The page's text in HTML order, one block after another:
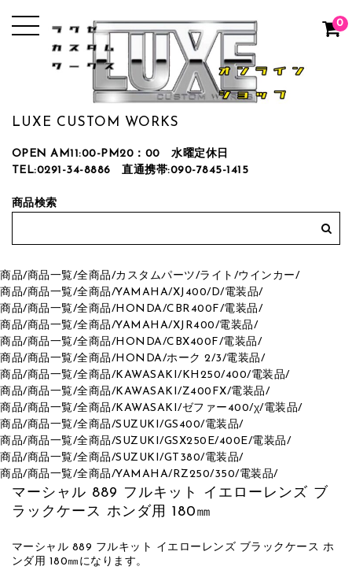
LUXE CUSTOM WORKS
OPEN AM11:00-PM20：00 水曜定休日
TEL:0291-34-8886
直通携帯:090-7845-1415
商品検索
0
商品/商品一覧/全商品/カスタムパーツ/ライト/ウインカー/
商品/商品一覧/全商品/YAMAHA/XJ400/D/電装品/
商品/商品一覧/全商品/HONDA/CBR400F/電装品/
商品/商品一覧/全商品/YAMAHA/XJR400/電装品/
商品/商品一覧/全商品/HONDA/CBX400F/電装品/
商品/商品一覧/全商品/HONDA/ホーク 2/3/電装品/
商品/商品一覧/全商品/KAWASAKI/KH250/400/電装品/
商品/商品一覧/全商品/KAWASAKI/Z400FX/電装品/
商品/商品一覧/全商品/KAWASAKI/ゼファー400/χ/電装品/
商品/商品一覧/全商品/SUZUKI/GS400/電装品/
商品/商品一覧/全商品/SUZUKI/GSX250E/400E/電装品/
商品/商品一覧/全商品/SUZUKI/GT380/電装品/
商品/商品一覧/全商品/YAMAHA/RZ250/350/電装品/
マーシャル 889 フルキット イエローレンズ ブ
ラックケース ホンダ用 180㎜
マーシャル 889 フルキット イエローレンズ ブラックケース ホ
ンダ用 180㎜になります。